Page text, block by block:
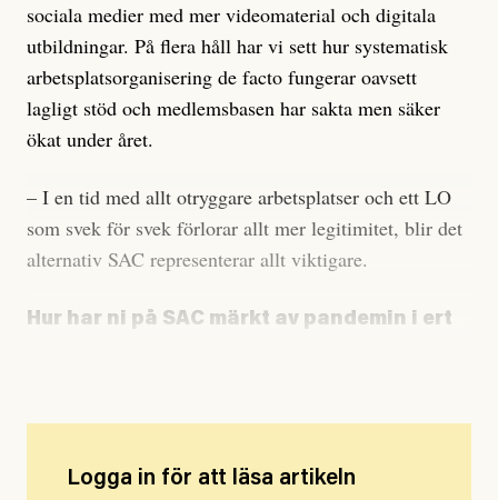
sociala medier med mer videomaterial och digitala
utbildningar. På flera håll har vi sett hur systematisk
arbetsplatsorganisering de facto fungerar oavsett
lagligt stöd och medlemsbasen har sakta men säker
ökat under året.
– I en tid med allt otryggare arbetsplatser och ett LO
som svek för svek förlorar allt mer legitimitet, blir det
alternativ SAC representerar allt viktigare.
Hur har ni på SAC märkt av pandemin i ert
Logga in för att läsa artikeln